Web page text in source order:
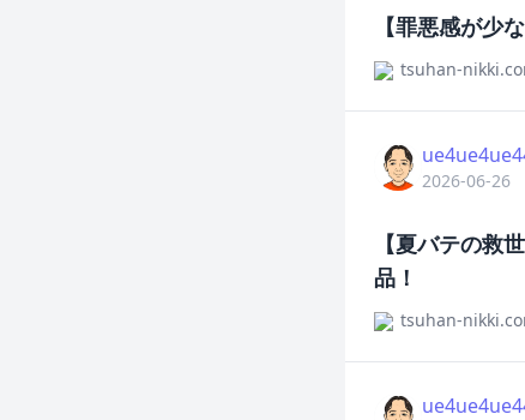
【罪悪感が少
tsuhan-
2026-06-26
【夏バテの救
品！
tsuhan-